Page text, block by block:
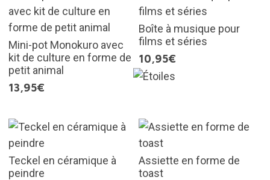
Mini-pot Monokuro avec
kit de culture en forme de
petit animal
13,95€
Boîte à musique pour
films et séries
10,95€
Teckel en céramique à
peindre
Assiette en forme de
toast